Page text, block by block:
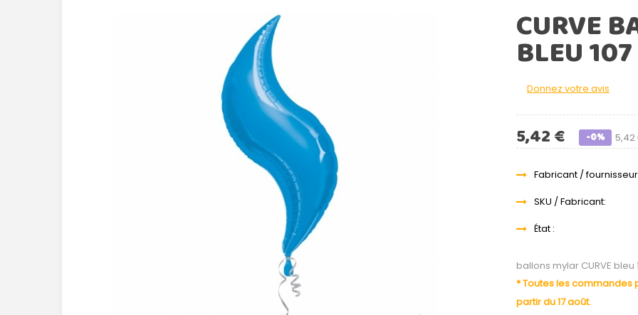
CURVE
BLEU
Donnez votre avis
5,42 € -0%
Fabricant /
SKU / Fabricant:
État :
ballons mylar CURVE
* Toutes les commandes
partir du 17 août.